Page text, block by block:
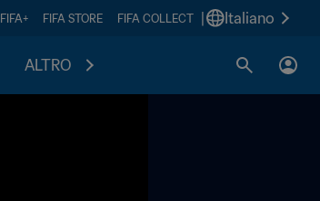
FIFA+ FIFA STORE FIFA COLLECT Italiano
ALTRO